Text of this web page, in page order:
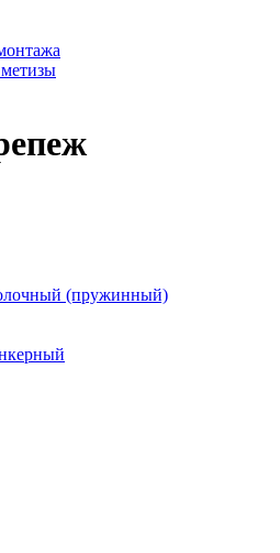
(пружинный)